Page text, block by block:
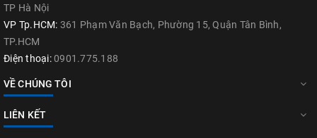
TP Hà Nội
VP Tp.HCM: 361 Phạm Văn Bạch, Phường 15, Quận Tân Bình,
TP.HCM
Điện thoại: 0901.775.188
VỀ CHÚNG TÔI
LIÊN KẾT